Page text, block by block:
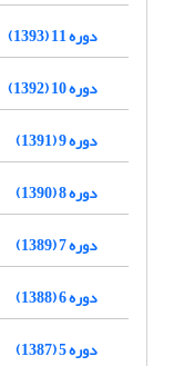
دوره 11 (1393)
دوره 10 (1392)
دوره 9 (1391)
دوره 8 (1390)
دوره 7 (1389)
دوره 6 (1388)
دوره 5 (1387)